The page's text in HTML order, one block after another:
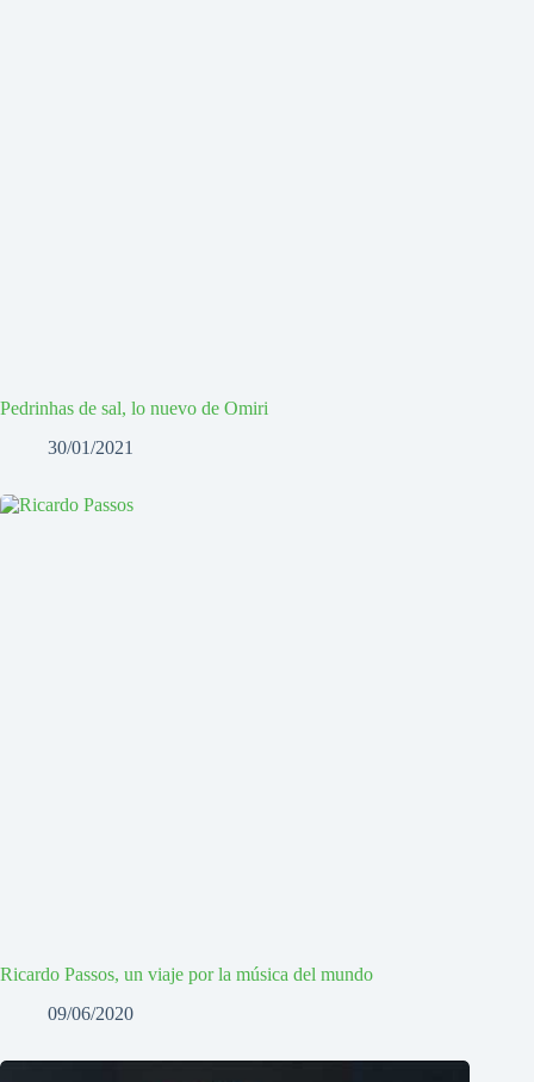
Pedrinhas de sal, lo nuevo de Omiri
30/01/2021
Ricardo Passos, un viaje por la música del mundo
09/06/2020